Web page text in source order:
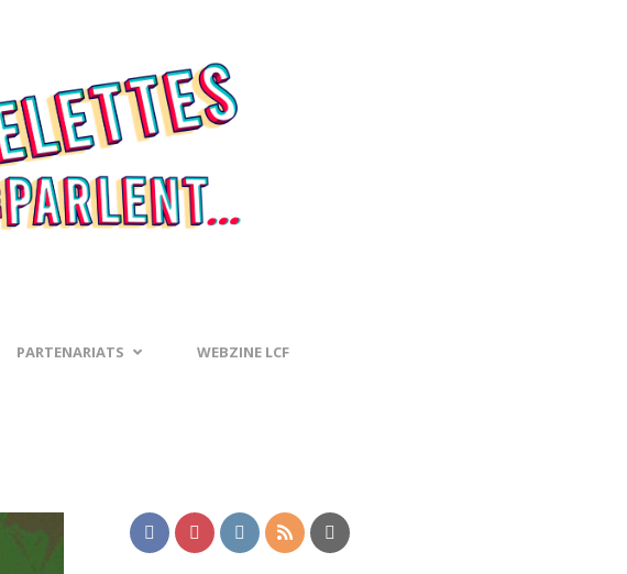
PARTENARIATS WEBZINE LCF